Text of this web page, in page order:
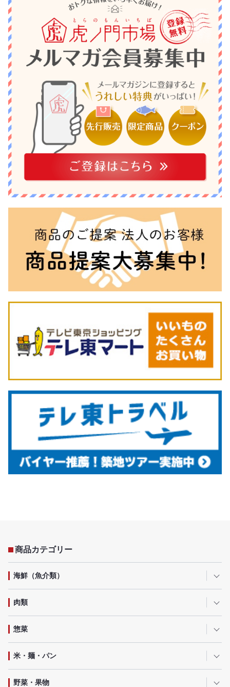
商品カテゴリー
海鮮（魚介類）
肉類
惣菜
米・麺・パン
野菜・果物